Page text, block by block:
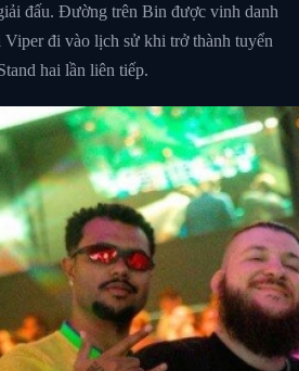
đấu. Đường trên Bin được vinh danh
đi vào lịch sử khi trở thành tuyển
hai lần liên tiếp.